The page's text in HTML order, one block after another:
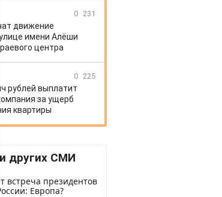
0 231
движение
имени Алёши
центра
0 225
рублей выплатит
за ущерб
квартиры
других СМИ
встреча президентов
Европа?